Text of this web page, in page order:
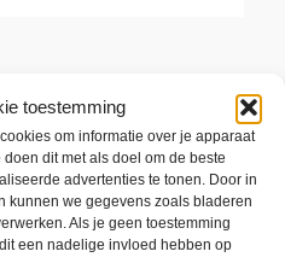
toestemming
om informatie over je apparaat
dit met als doel om de beste
advertenties te tonen. Door in
kunnen we gegevens zoals bladeren
Als je geen toestemming
een nadelige invloed hebben op
2016 t/m 24 april